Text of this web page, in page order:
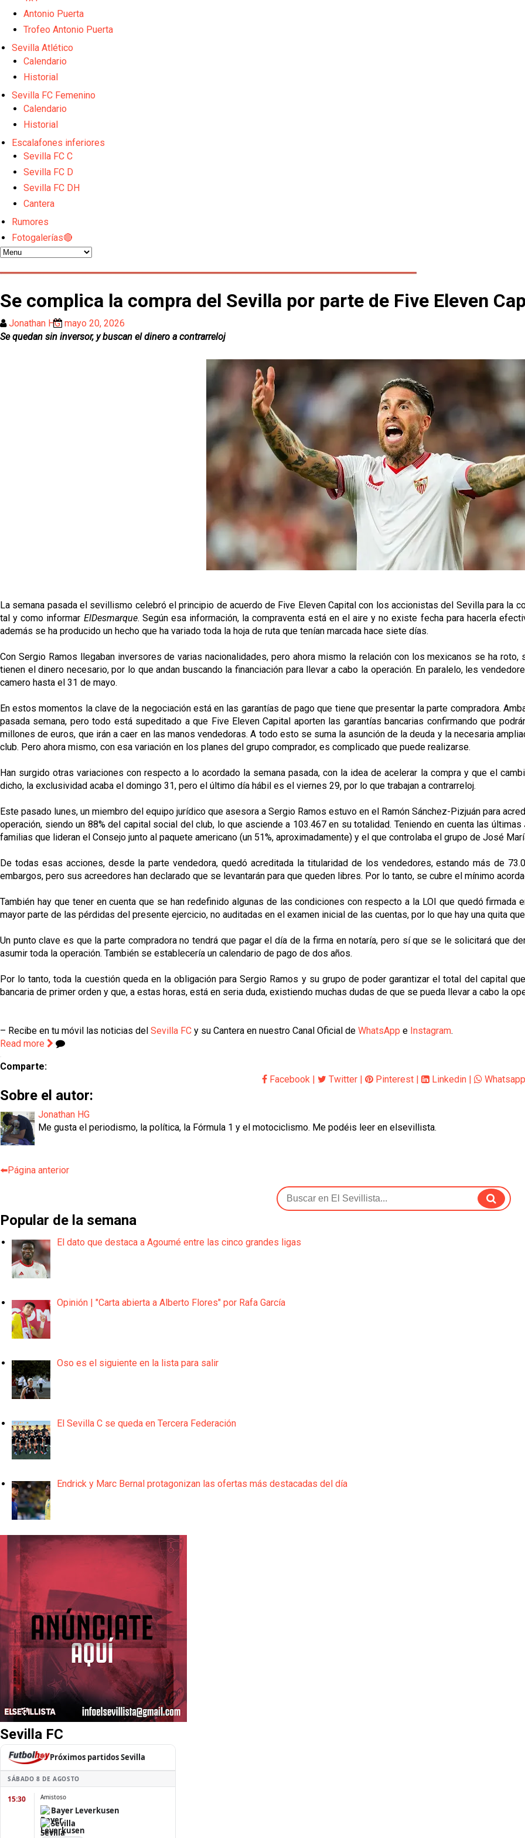
Juanlu de vuelta a Sevilla para cerrar su fichaje a la Premier
El Granada negocia con el Sevilla FC por Alberto Flores
El Sevilla mueve ficha por Robbie Ure: la opción 'A' para el ataque nervionense
Antonio Puerta
Trofeo Antonio Puerta
Sevilla Atlético
Calendario
Historial
Sevilla FC Femenino
Calendario
Historial
Escalafones inferiores
Sevilla FC C
Sevilla FC D
Sevilla FC DH
Cantera
Rumores
Fotogalerías🔴
Se complica la compra del Sevilla por parte de Five Eleven
Jonathan HG mayo 20, 2026
Se quedan sin inversor, y buscan el dinero a contrarreloj
La semana pasada el sevillismo celebró el principio de acuerdo de Five Eleven Capital con los accionistas del Sevilla para la
tal y como informar ElDesmarque. Según esa información, la compraventa está en el aire y no existe fecha para hacerla
además se ha producido un hecho que ha variado toda la hoja de ruta que tenían marcada hace siete días.
Con Sergio Ramos llegaban inversores de varias nacionalidades, pero ahora mismo la relación con los mexicanos se ha roto,
tienen el dinero necesario, por lo que andan buscando la financiación para llevar a cabo la operación. En paralelo, les
camero hasta el 31 de mayo.
En estos momentos la clave de la negociación está en las garantías de pago que tiene que presentar la parte compradora.
pasada semana, pero todo está supeditado a que Five Eleven Capital aporten las garantías bancarias confirmando que
millones de euros, que irán a caer en las manos vendedoras. A todo esto se suma la asunción de la deuda y la necesaria
club. Pero ahora mismo, con esa variación en los planes del grupo comprador, es complicado que puede realizarse.
Han surgido otras variaciones con respecto a lo acordado la semana pasada, con la idea de acelerar la compra y que el
dicho, la exclusividad acaba el domingo 31, pero el último día hábil es el viernes 29, por lo que trabajan a contrarreloj.
Este pasado lunes, un miembro del equipo jurídico que asesora a Sergio Ramos estuvo en el Ramón Sánchez-Pizjuán para
operación, siendo un 88% del capital social del club, lo que asciende a 103.467 en su totalidad. Teniendo en cuenta las
familias que lideran el Consejo junto al paquete americano (un 51%, aproximadamente) y el que controlaba el grupo de José
De todas esas acciones, desde la parte vendedora, quedó acreditada la titularidad de los vendedores, estando más de
embargos, pero sus acreedores han declarado que se levantarán para que queden libres. Por lo tanto, se cubre el mínimo
También hay que tener en cuenta que se han redefinido algunas de las condiciones con respecto a la LOI que quedó firmada
mayor parte de las pérdidas del presente ejercicio, no auditadas en el examen inicial de las cuentas, por lo que hay una quita
Un punto clave es que la parte compradora no tendrá que pagar el día de la firma en notaría, pero sí que se le solicitará que
asumir toda la operación. También se establecería un calendario de pago de dos años.
Por lo tanto, toda la cuestión queda en la obligación para Sergio Ramos y su grupo de poder garantizar el total del capital
bancaria de primer orden y que, a estas horas, está en seria duda, existiendo muchas dudas de que se pueda llevar a cabo la
– Recibe en tu móvil las noticias del Sevilla FC y su Cantera en nuestro Canal Oficial de WhatsApp e Instagram.
Read more
Comparte:
Facebook | Twitter | Pinterest | Linkedin | Whatsapp
Sobre el autor:
Jonathan HG
Me gusta el periodismo, la política, la Fórmula 1 y el motociclismo. Me podéis leer en elsevillista.
⬅️Página anterior
Popular de la semana
El dato que destaca a Agoumé entre las cinco grandes ligas
Opinión | "Carta abierta a Alberto Flores" por Rafa García
Oso es el siguiente en la lista para salir
El Sevilla C se queda en Tercera Federación
Endrick y Marc Bernal protagonizan las ofertas más destacadas del día
Sevilla FC